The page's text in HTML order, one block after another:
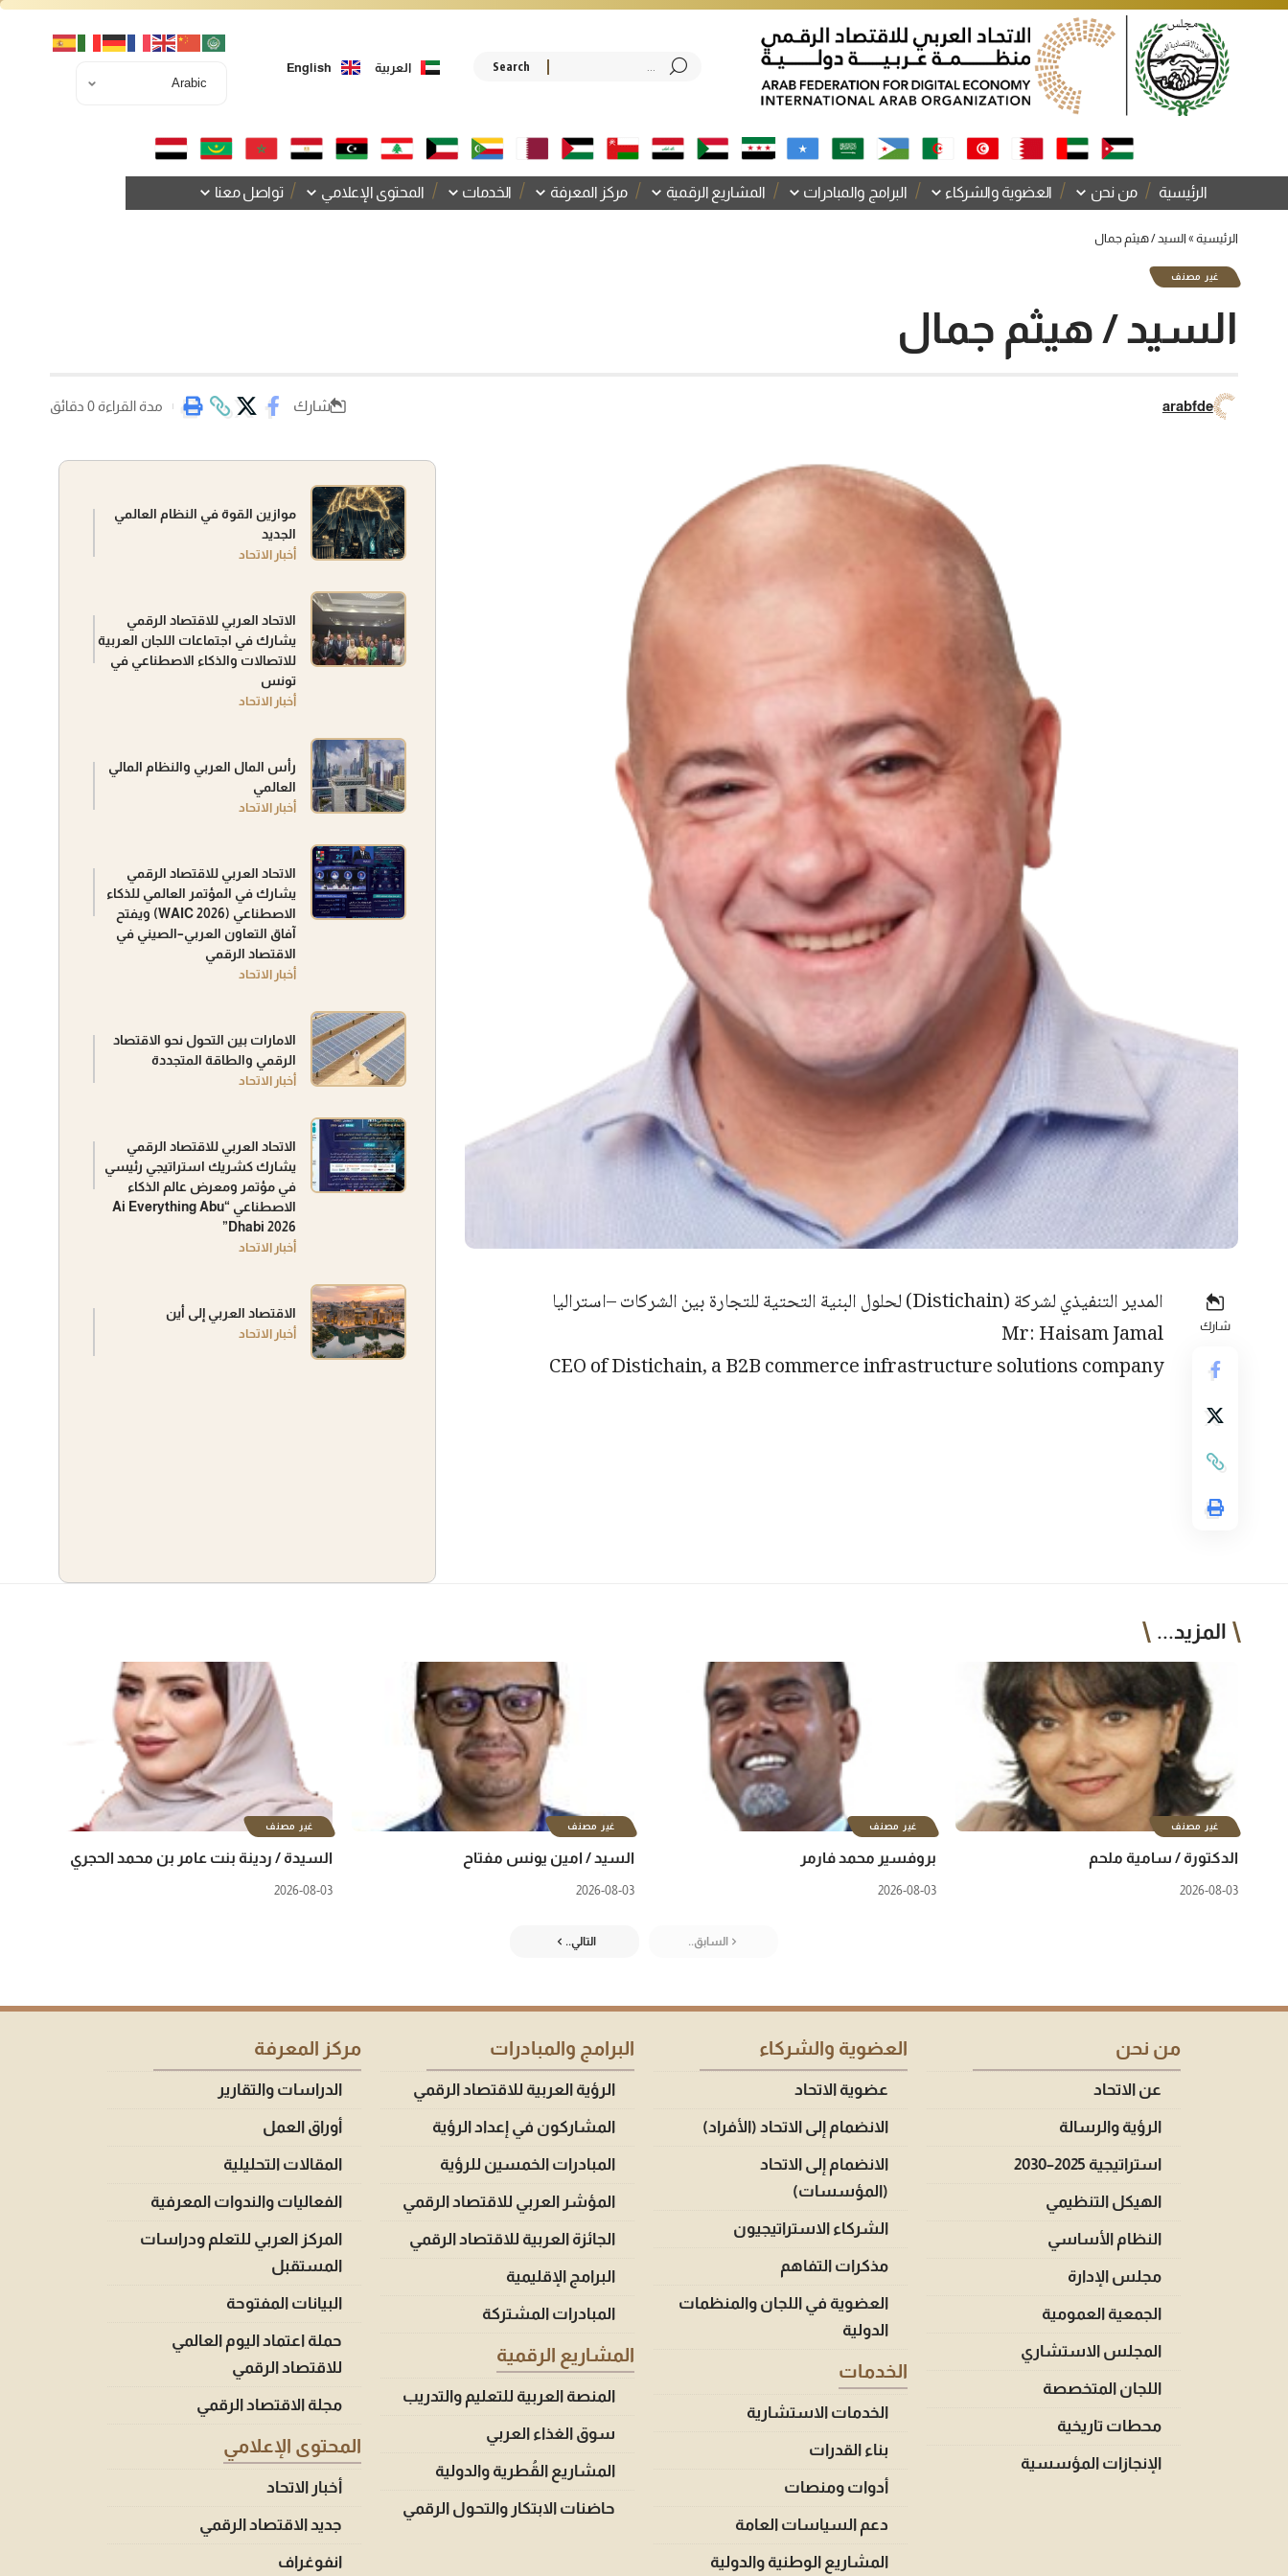
العربية English
الرئيسية من نحن العضوية والشركاء البرامج والمبادرات المشاريع الرقمية مركز المعرفة الخدمات المحتوى الإعلامي تواصل معنا
الرئيسية » السيد / هيثم جمال
غير مصنف
السيد / هيثم جمال
arabfde شارك مدة القراءة 0 دقائق
شارك
المدير التنفيذي لشركة (Distichain) لحلول البنية التحتية للتجارة بين الشركات –استراليا
Mr: Haisam Jamal
CEO of Distichain, a B2B commerce infrastructure solutions company
موازين القوة في النظام العالمي
الجديد
أخبار الاتحاد
الاتحاد العربي للاقتصاد الرقمي
يشارك في اجتماعات اللجان العربية
للاتصالات والذكاء الاصطناعي في
تونس
أخبار الاتحاد
رأس المال العربي والنظام المالي
العالمي
أخبار الاتحاد
الاتحاد العربي للاقتصاد الرقمي
يشارك في المؤتمر العالمي للذكاء
الاصطناعي (WAIC 2026) ويفتح
آفاق التعاون العربي–الصيني في
الاقتصاد الرقمي
أخبار الاتحاد
الامارات بين التحول نحو الاقتصاد
الرقمي والطاقة المتجددة
أخبار الاتحاد
الاتحاد العربي للاقتصاد الرقمي
يشارك كشريك استراتيجي رئيسي
في مؤتمر ومعرض عالم الذكاء
الاصطناعي “Ai Everything Abu
Dhabi 2026”
أخبار الاتحاد
الاقتصاد العربي إلى أين
أخبار الاتحاد
المزيد...
غير مصنف
الدكتورة / سامية ملحم
2026-08-03
غير مصنف
بروفسير محمد فارمر
2026-08-03
غير مصنف
السيد / امين يونس مفتاح
2026-08-03
غير مصنف
السيدة / ردينة بنت عامر بن محمد الحجري
2026-08-03
السابق.. التالي..
من نحن
عن الاتحاد
الرؤية والرسالة
استراتيجية 2025–2030
الهيكل التنظيمي
النظام الأساسي
مجلس الإدارة
الجمعية العمومية
المجلس الاستشاري
اللجان المتخصصة
محطات تاريخية
الإنجازات المؤسسية
العضوية والشركاء
عضوية الاتحاد
الانضمام إلى الاتحاد (الأفراد)
الانضمام إلى الاتحاد
(المؤسسات)
الشركاء الاستراتيجيون
مذكرات التفاهم
العضوية في اللجان والمنظمات
الدولية
الخدمات
الخدمات الاستشارية
بناء القدرات
أدوات ومنصات
دعم السياسات العامة
المشاريع الوطنية والدولية
البرامج والمبادرات
الرؤية العربية للاقتصاد الرقمي
المشاركون في إعداد الرؤية
المبادرات الخمسين للرؤية
المؤشر العربي للاقتصاد الرقمي
الجائزة العربية للاقتصاد الرقمي
البرامج الإقليمية
المبادرات المشتركة
المشاريع الرقمية
المنصة العربية للتعليم والتدريب
سوق الغذاء العربي
المشاريع القُطرية والدولية
حاضنات الابتكار والتحول الرقمي
مركز المعرفة
الدراسات والتقارير
أوراق العمل
المقالات التحليلية
الفعاليات والندوات المعرفية
المركز العربي للتعلم ودراسات
المستقبل
البيانات المفتوحة
حملة اعتماد اليوم العالمي
للاقتصاد الرقمي
مجلة الاقتصاد الرقمي
المحتوى الإعلامي
أخبار الاتحاد
جديد الاقتصاد الرقمي
انفوغراف